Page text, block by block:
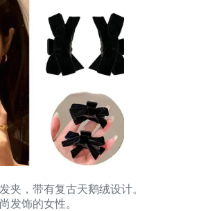
夹，带有复古天鹅绒设计。
发饰的女性。